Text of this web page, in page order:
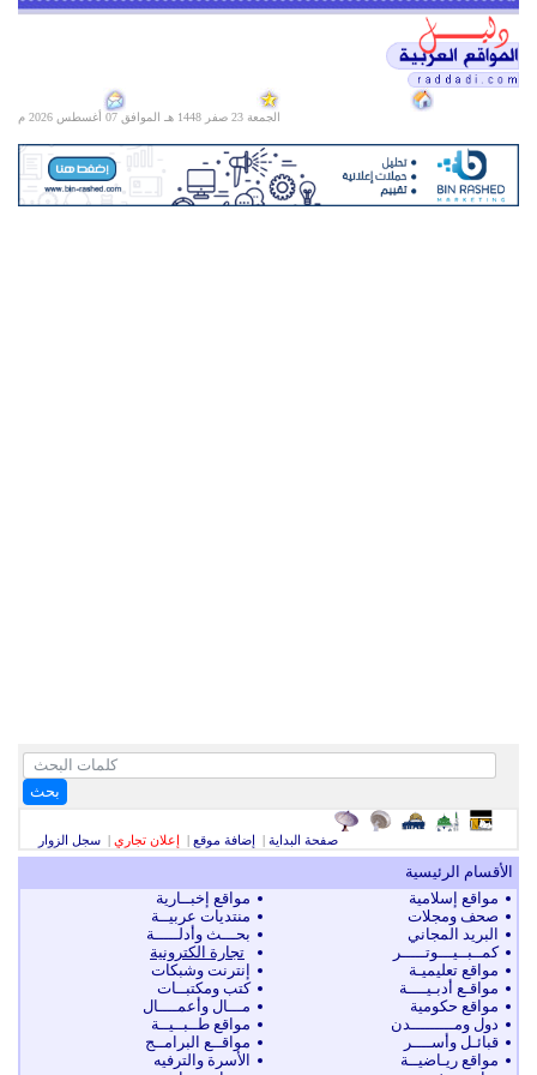
الجمعة 23 صفر 1448 هـ الموافق
بحث
صفحة البداية | إضافة موقع | إعلان تجاري | سجل الزوار
الأقسام الرئيسية
مواقع إسلامية
صحف ومجلات
البريد المجاني
كمــبــيـــوتـــــر
مواقع تعليميـة
مواقـع أدبـيــــة
مواقع حكومية
دول ومـــــــــدن
قبائـل وأســــر
مواقع ريـاضيــة
مواقع إخبــارية
منتديات عربيــة
بحـــث وأدلـــــة
تجارة الكترونية
إنترنت وشبكات
كتب ومكتبــات
مـــال وأعمــــال
مواقع طــبــيــة
مواقــع البرامــج
الأسرة والترفيه